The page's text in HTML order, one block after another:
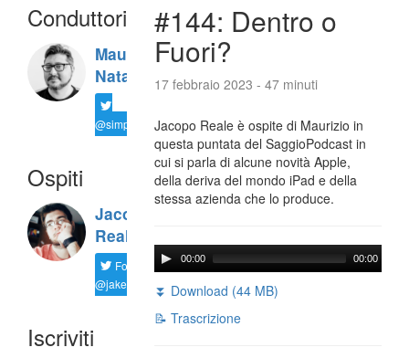
Conduttori
Maurizio
Natali
@simplemal
Ospiti
Jacopo
Reale
Follow
@jakereale
Iscriviti
#144: Dentro o
Fuori?
17 febbraio 2023 - 47 minuti
Jacopo Reale è ospite di Maurizio in
questa puntata del SaggioPodcast in
cui si parla di alcune novità Apple,
della deriva del mondo iPad e della
stessa azienda che lo produce.
00:00 00:00
⏬ Download (44 MB)
📝 Trascrizione